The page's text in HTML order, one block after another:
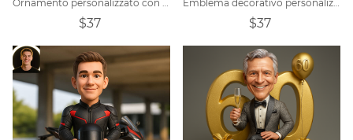
Ornamento personalizzato con ritratto di chitarrista
$37
Emblema decorativo personalizzato in metallo per auto, a tema campione di basket.
$37